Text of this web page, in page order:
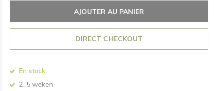
AJOUTER AU PANIER
DIRECT CHECKOUT
En stock
2_5 weken